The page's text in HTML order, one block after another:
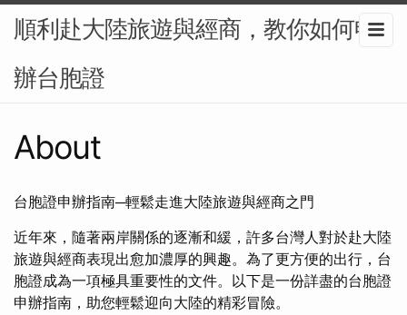
順利赴大陸旅遊與經商，教你如何申
辦台胞證
About
台胞證申辦指南─輕鬆走進大陸旅遊與經商之門
近年來，隨著兩岸關係的逐漸和緩，許多台灣人對於赴大陸
旅遊與經商表現出愈加濃厚的興趣。為了更方便的出行，台
胞證成為一項極具重要性的文件。以下是一份詳盡的台胞證
申辦指南，助您輕鬆迎向大陸的精彩冒險。